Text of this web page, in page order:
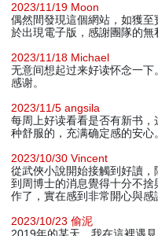
2023/11/19 Moon
偶然間發現這個網站，如獲
於出現電子版，感謝團隊的無
2023/11/18 Michael
无意间想起过来好读怀念一
感谢。
2023/11/5 angsila
每周上好读看看是否有新书
种舒服的，充满确定感的安心
2023/10/30 Vincent
從武俠小說開始接觸到好讀
到周博士的消息覺得十分不
作了，實在感到非常開心與感
2023/10/23 偷泥